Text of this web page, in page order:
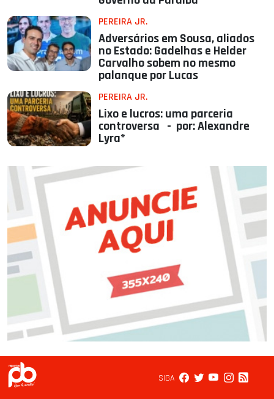
PEREIRA JR.
Adversários em Sousa, aliados
no Estado: Gadelhas e Helder
Carvalho sobem no mesmo
palanque por Lucas
PEREIRA JR.
Lixo e lucros: uma parceria
controversa - por: Alexandre
Lyra*
SIGA